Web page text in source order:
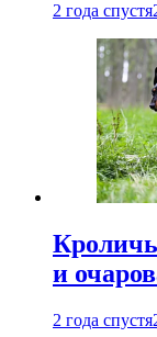
2 года спустя
и
2 года спустя